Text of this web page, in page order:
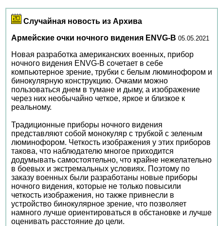
Случайная новость из Архива
Армейские очки ночного видения ENVG-B 05.05.2021
Новая разработка американских военных, прибор
ночного видения ENVG-B сочетает в себе
компьютерное зрение, трубки с белым люминофором и
бинокулярную конструкцию. Очками можно
пользоваться днем в тумане и дыму, а изображение
через них необычайно четкое, яркое и близкое к
реальному.
Традиционные приборы ночного видения
представляют собой монокуляр с трубкой с зеленым
люминофором. Четкость изображения у этих приборов
такова, что наблюдателю многое приходится
додумывать самостоятельно, что крайне нежелательно
в боевых и экстремальных условиях. Поэтому по
заказу военных были разработаны новые приборы
ночного видения, которые не только повысили
четкость изображения, но также привнесли в
устройство бинокулярное зрение, что позволяет
намного лучше ориентироваться в обстановке и лучше
оценивать расстояние до цели.